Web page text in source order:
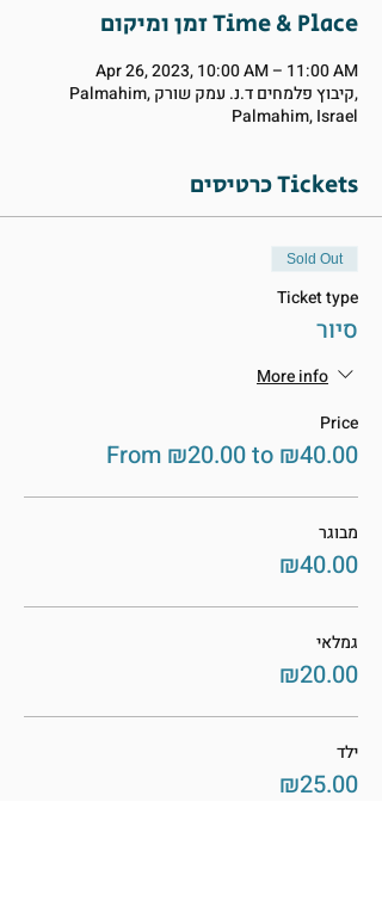
זמן ומיקום Time & Place
Apr 26, 2023, 10:00 AM – 11:00 AM
Palmahim, קיבוץ פלמחים ד.נ. עמק שורק,
Palmahim, Israel
כרטיסים Tickets
Sold Out
Ticket type
סיור
More info
Price
From ₪20.00 to ₪40.00
מבוגר
₪40.00
גמלאי
₪20.00
ילד
₪25.00